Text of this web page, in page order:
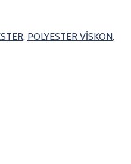
, POLYESTER VİSKON,